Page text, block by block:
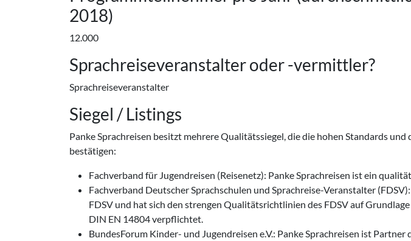
2018)
12.000
Sprachreiseveranstalter oder -vermittler?
Sprachreiseveranstalter
Siegel / Listings
Panke Sprachreisen besitzt mehrere Qualitätssiegel, die die hohen Standards
bestätigen:
Fachverband für Jugendreisen (Reisenetz): Panke Sprachreisen ist ein
Fachverband Deutscher Sprachschulen und Sprachreise-Veranstalter
FDSV und hat sich den strengen Qualitätsrichtlinien des FDSV auf
DIN EN 14804 verpflichtet.
BundesForum Kinder- und Jugendreisen e.V.: Panke Sprachreisen ist